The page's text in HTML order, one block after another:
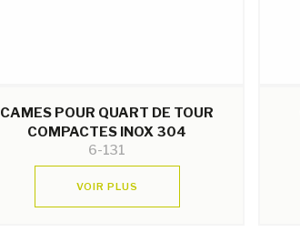
CAMES POUR QUART DE TOUR
COMPACTES INOX 304
6-131
VOIR PLUS